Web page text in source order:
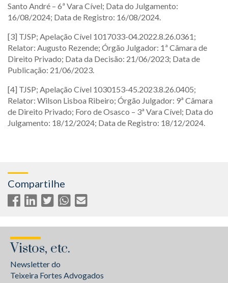
Santo André – 6ª Vara Cível; Data do Julgamento:
16/08/2024; Data de Registro: 16/08/2024.
[3] TJSP; Apelação Cível 1017033-04.2022.8.26.0361;
Relator: Augusto Rezende; Órgão Julgador: 1ª Câmara de
Direito Privado; Data da Decisão: 21/06/2023; Data de
Publicação: 21/06/2023.
[4] TJSP; Apelação Cível 1030153-45.2023.8.26.0405;
Relator: Wilson Lisboa Ribeiro; Órgão Julgador: 9ª Câmara
de Direito Privado; Foro de Osasco – 3ª Vara Cível; Data do
Julgamento: 18/12/2024; Data de Registro: 18/12/2024.
Compartilhe
Vistos, etc.
Newsletter do
Teixeira Fortes Advogados